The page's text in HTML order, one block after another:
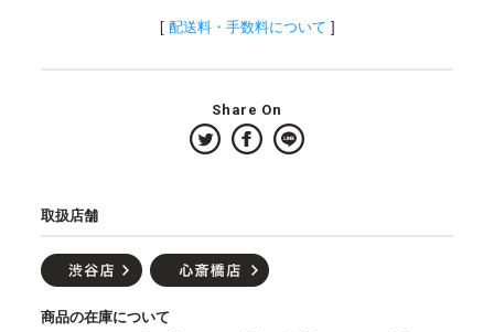
[ 配送料・手数料について ]
Share On
取扱店舗
商品の在庫について